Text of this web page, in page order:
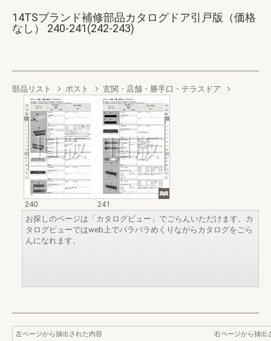
14TSブランド補修部品カタログドア引戸版（価格
なし） 240-241(242-243)
部品リスト ポスト 玄関・店舗・勝手口・テラスドア
240
241
お探しのページは「カタログビュー」でごらんいただけます。カ
タログビューではweb上でパラパラめくりながらカタログをごら
んになれます。
左ページから抽出された内容
右ページから抽出